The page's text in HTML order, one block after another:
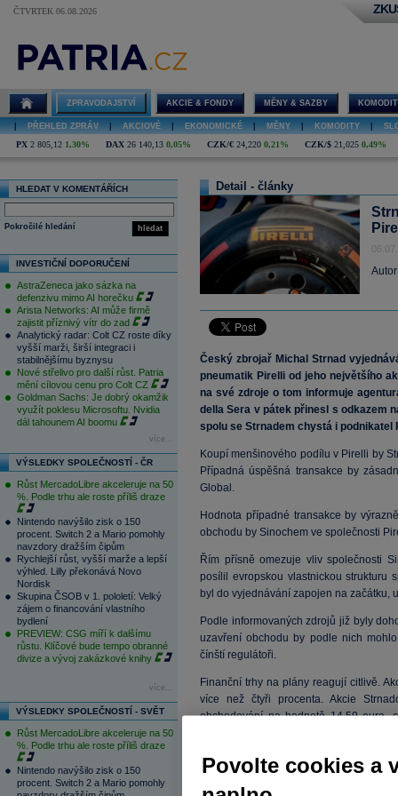
ČTVRTEK 06.08.2026
ZPRAVODAJSTVÍ AKCIE & FONDY MĚNY & SAZBY
PŘEHLED ZPRÁV AKCIOVÉ EKONOMICKÉ MĚNY KOMODITY
PX 2 805,12 1,30% DAX 26 140,13 0,05% CZK/€ 24,220 0,21% CZK/$ 21,025 0,49%
HLEDAT V KOMENTÁŘÍCH
hledat
Pokročilé hledání
INVESTIČNÍ DOPORUČENÍ
AstraZeneca jako sázka na
defenzivu mimo AI horečku
Arista Networks: AI může firmě
zajistit příznivý vítr do zad
Analytický radar: Colt CZ roste díky
vyšší marži, širší integraci i
stabilnějšímu byznysu
Nové střelivo pro další růst. Patria
mění cílovou cenu pro Colt CZ
Goldman Sachs: Je dobrý okamžik
využít poklesu Microsoftu. Nvidia
dál tahounem AI boomu
více...
VÝSLEDKY SPOLEČNOSTÍ - ČR
Růst MercadoLibre akceleruje na 50
%. Podle trhu ale roste příliš draze
Nintendo navýšilo zisk o 150
procent. Switch 2 a Mario pomohly
navzdory dražším čipům
Rychlejší růst, vyšší marže a lepší
výhled. Lilly překonává Novo
Nordisk
Skupina ČSOB v 1. pololetí: Velký
zájem o financování vlastního
bydlení
PREVIEW: CSG míří k dalšímu
růstu. Klíčové bude tempo obranné
divize a vývoj zakázkové knihy
více...
VÝSLEDKY SPOLEČNOSTÍ - SVĚT
Růst MercadoLibre akceleruje na 50
%. Podle trhu ale roste příliš draze
Nintendo navýšilo zisk o 150
procent. Switch 2 a Mario pomohly
Detail - články
Český zbrojař Michal Strnad
pneumatik Pirelli od jeho největšího
na své zdroje o tom informuje
della Sera v pátek přinesl s odkazem
spolu se Strnadem chystá i podnikatel
Koupí menšinového podílu v Pirelli by
Případná úspěšná transakce by
Global.
Hodnota případné transakce by
obchodu by Sinochem ve společnosti
Řím přísně omezuje vliv společnosti
posílil evropskou vlastnickou strukturu
byl do vyjednávání zapojen na začátku,
Podle informovaných zdrojů již byly
uzavření obchodu by podle nich
čínští regulátoři.
Finanční trhy na plány reagují citlivě.
více než čtyři procenta. Akcie
obchodování na hodnotě 14,59 eura,
Povolte cookies a